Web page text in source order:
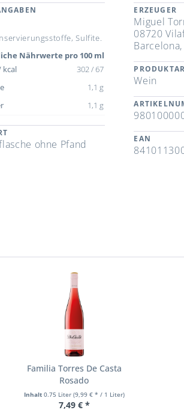
Sulfite.
Nährwerte pro 100 ml
kcal
302 / 67
1,1 g
1,1 g
ohne Pfand
ERZEUGER
Miguel
08720
Wein
EAN
Familia Torres De Casta
Rosado
Inhalt 0.75 Liter (9,99 € * / 1 Liter)
7,49 € *